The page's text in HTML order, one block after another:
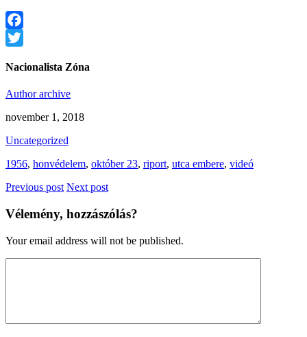
Facebook
Nacionalista Zóna
Author archive
november 1, 2018
Uncategorized
1956, honvédelem, október 23, riport, utca embere, videó
Previous post Next post
Vélemény, hozzászólás?
Your email address will not be published.